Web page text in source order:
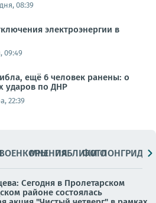
08:39
электроэнергии в
09:49
ещё 6 человек ранены: о
ударов по ДНР
22:39
МНЕНИЯПАБЛИКИ
ФОТОЛОНГРИДЫ
Сегодня в Пролетарском
районе состоялась